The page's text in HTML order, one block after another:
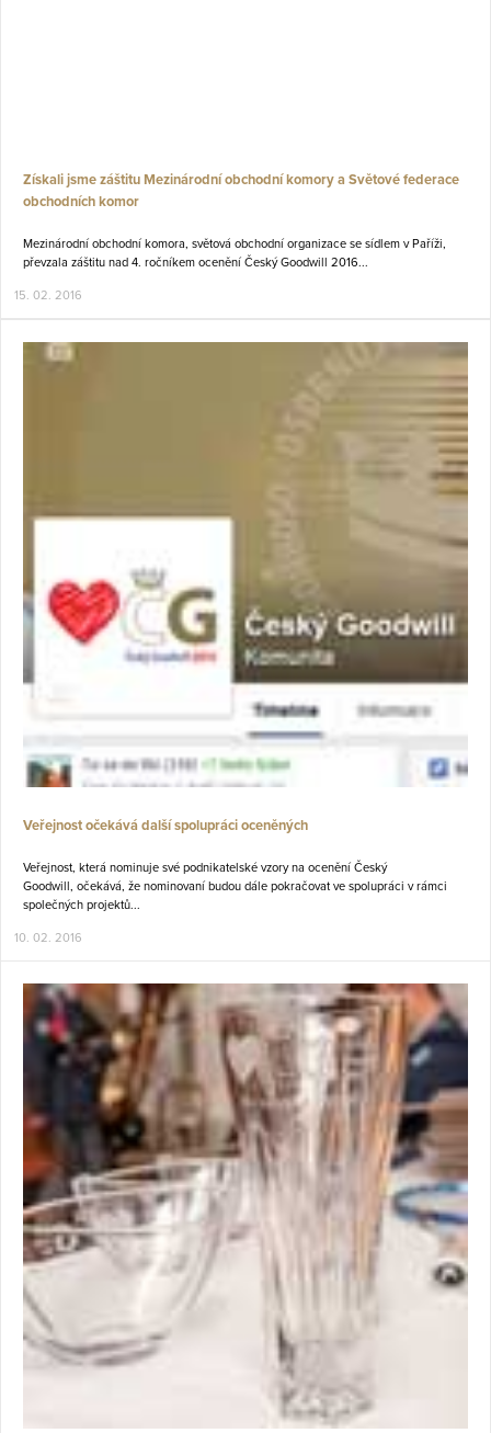
Získali jsme záštitu Mezinárodní obchodní komory a Světové federace
obchodních komor
Mezinárodní obchodní komora, světová obchodní organizace se sídlem v Paříži,
převzala záštitu nad 4. ročníkem ocenění Český Goodwill 2016...
15. 02. 2016
Veřejnost očekává další spolupráci oceněných
Veřejnost, která nominuje své podnikatelské vzory na ocenění Český
Goodwill, očekává, že nominovaní budou dále pokračovat ve spolupráci v rámci
společných projektů...
10. 02. 2016